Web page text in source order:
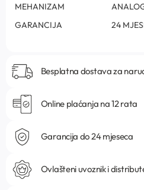
MEHANIZAM
GARANCIJA
24
Besplatna dostava za
Online plaćanja na 12 rata
Garancija do 24 mjeseca
Ovlašteni uvoznik i